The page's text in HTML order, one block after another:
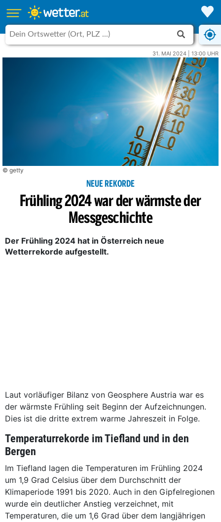
31. MAI 2024 | 13:00 UHR
© getty
NEUE REKORDE
Frühling 2024 war der wärmste der
Messgeschichte
Der Frühling 2024 hat in Österreich neue
Wetterrekorde aufgestellt.
Laut vorläufiger Bilanz von Geosphere Austria war es
der wärmste Frühling seit Beginn der Aufzeichnungen.
Dies ist die dritte extrem warme Jahreszeit in Folge.
Temperaturrekorde im Tiefland und in den
Bergen
Im Tiefland lagen die Temperaturen im Frühling 2024
um 1,9 Grad Celsius über dem Durchschnitt der
Klimaperiode 1991 bis 2020. Auch in den Gipfelregionen
wurde ein deutlicher Anstieg verzeichnet, mit
Temperaturen, die um 1,6 Grad über dem langjährigen